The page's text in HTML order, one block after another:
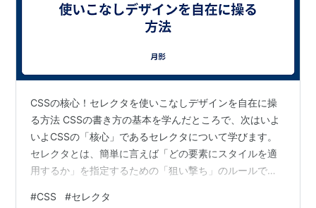
CSSの核心！セレクタを使いこなしデザインを自在に操
る方法 CSSの書き方の基本を学んだところで、次はいよ
いよCSSの「核心」であるセレクタについて学びます。
セレクタとは、簡単に言えば「どの要素にスタイルを適
用するか」を指定するための「狙い撃ち」のルールで
「サイドバーのリスト項目だけ」といった、細かいデザ
#CSS #セレクタ